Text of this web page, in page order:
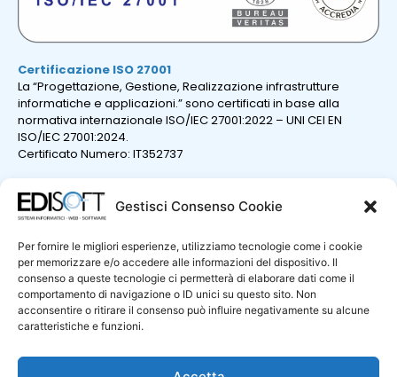
Gestisci Consenso Cookie
Per fornire le migliori esperienze, utilizziamo tecnologie come i cookie
per memorizzare e/o accedere alle informazioni del dispositivo. Il
consenso a queste tecnologie ci permetterà di elaborare dati come il
comportamento di navigazione o ID unici su questo sito. Non
acconsentire o ritirare il consenso può influire negativamente su alcune
caratteristiche e funzioni.
Certificazione ISO 27001
La “Progettazione, Gestione, Realizzazione infrastrutture
informatiche e applicazioni.” sono certificati in base alla
normativa internazionale ISO/IEC 27001:2022 – UNI CEI EN
ISO/IEC 27001:2024.
Certificato Numero: IT352737
La “Progettazione e sviluppo di sistemi e prodotti informatici;
erogazione di servizi professionali nel settore informatico.”